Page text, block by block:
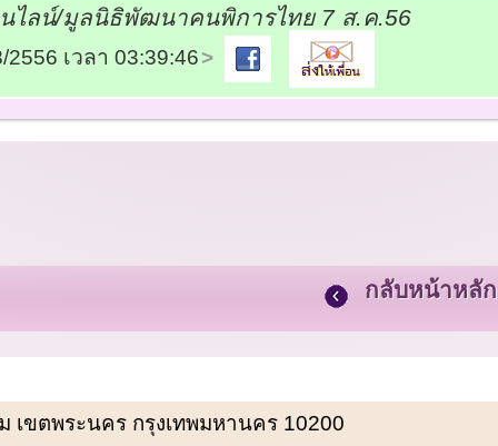
ไลน์/มูลนิธิพัฒนาคนพิการไทย 7 ส.ค.56
2556 เวลา 03:39:46
กลับหน้าหลัก
ขตพระนคร กรุงเทพมหานคร 10200